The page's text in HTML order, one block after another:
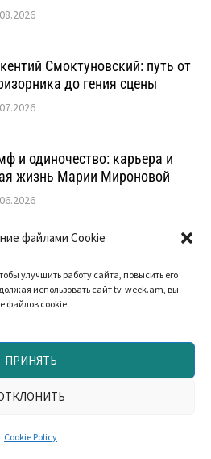
файлами Cookie
улучшить работу сайта, повысить его
использовать сайт tv-week.am, вы
файлов cookie.
ПРИНЯТЬ
Cookie Policy
Смоктуновский: путь от
до гения сцены
и одиночество: карьера и
жизнь Марии Мироновой
О КИНО
блондина!»: кастинг «Тельмы